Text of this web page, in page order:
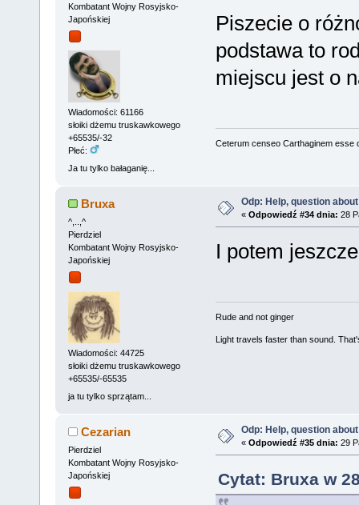
Kombatant Wojny Rosyjsko-
Japońskiej
Wiadomości: 61166
słoiki dżemu truskawkowego
+65535/-32
Płeć:
Ja tu tylko bałaganię...
Piszecie o
podstawa to
miejscu jest o
Ceterum censeo Carthaginem esse
Bruxa
^,..,^
Pierdziel
Kombatant Wojny Rosyjsko-
Japońskiej
Wiadomości: 44725
słoiki dżemu truskawkowego
+65535/-65535
ja tu tylko sprzątam...
Odp: Help, question
« Odpowiedź #34 dnia: 28
I potem
Rude and not ginger
Light travels faster than sound.
Cezarian
Pierdziel
Kombatant Wojny Rosyjsko-
Japońskiej
Odp: Help, question
« Odpowiedź #35 dnia: 29
Cytat: Bruxa w